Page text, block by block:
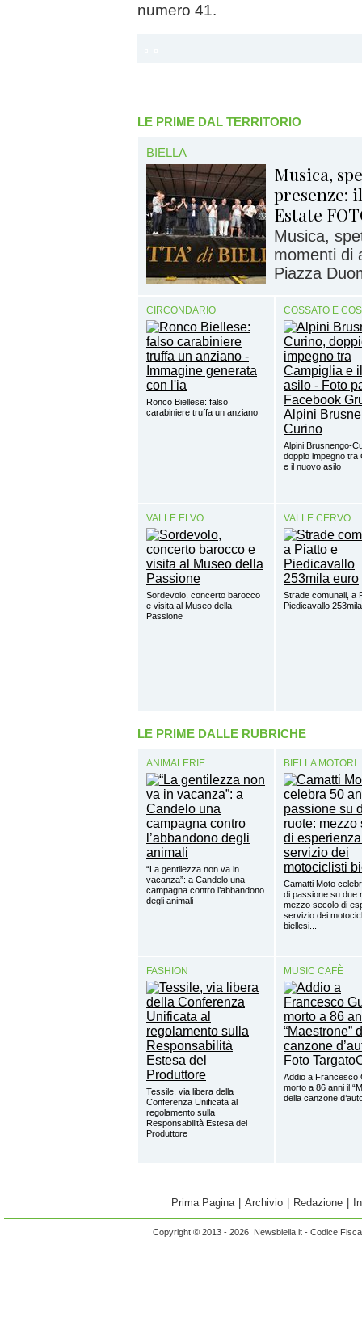
numero 41.
LE PRIME DAL TERRITORIO
BIELLA
Musica,
presenze:
Estate
Musica,
momenti di
Piazza
CIRCONDARIO
Ronco Biellese: falso
carabiniere truffa un anziano
COSSATO E
Alpini Brusnengo-
doppio impegno tra
e il nuovo asilo
VALLE ELVO
Sordevolo, concerto barocco
e visita al Museo della
Passione
VALLE CERVO
Strade comunali, a
Piedicavallo
LE PRIME DALLE RUBRICHE
ANIMALERIE
“La gentilezza non va in
vacanza”: a Candelo una
campagna contro l’abbandono
degli animali
BIELLA MOTORI
Camatti Moto
di passione su due
mezzo secolo di
servizio dei
biellesi...
FASHION
Tessile, via libera della
Conferenza Unificata al
regolamento sulla
Responsabilità Estesa del
Produttore
MUSIC CAFÈ
Addio a Francesco
morto a 86 anni il
della canzone
Prima Pagina Archivio Redazione
Copyright © 2013 - 2026 Newsbiella.it - Codice